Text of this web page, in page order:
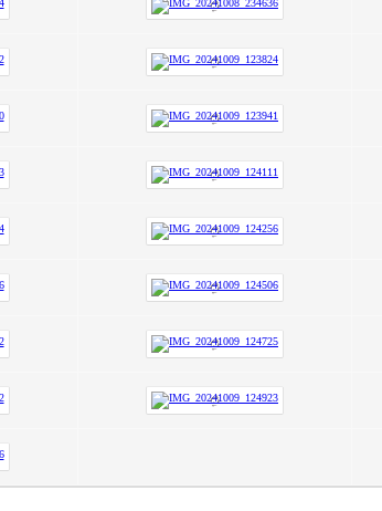
»
Гимназисты стали победителями